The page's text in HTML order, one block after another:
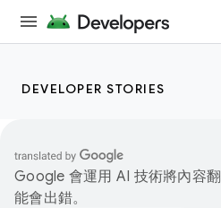
DEVELOPER STORIES
Google 會運用 AI 技術將內容
能會出錯。